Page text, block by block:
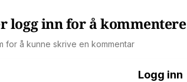
logg inn for å kommentere
for å kunne skrive en kommentar
Logg inn